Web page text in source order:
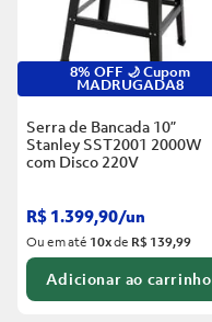
8% OFF 🌙 Cupom
MADRUGADA8
Serra de Bancada 10”
Stanley SST2001 2000W
com Disco 220V
R$ 1.399,90/un
Ou em até 10xde R$ 139,99
Adicionar ao carrinho